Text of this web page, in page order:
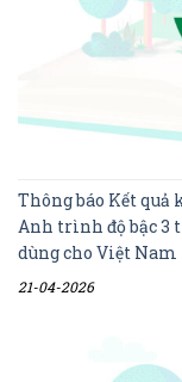
Thông báo Kết
Anh trình độ bậc 3
dùng cho Việt Nam
21-04-2026